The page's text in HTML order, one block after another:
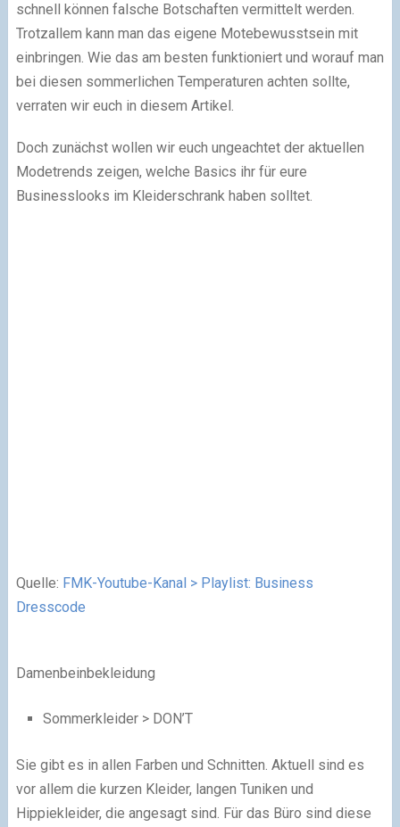
schnell können falsche Botschaften vermittelt werden.
Trotzallem kann man das eigene Motebewusstsein mit
einbringen. Wie das am besten funktioniert und worauf man
bei diesen sommerlichen Temperaturen achten sollte,
verraten wir euch in diesem Artikel.
Doch zunächst wollen wir euch ungeachtet der aktuellen
Modetrends zeigen, welche Basics ihr für eure
Businesslooks im Kleiderschrank haben solltet.
Quelle: FMK-Youtube-Kanal > Playlist: Business
Dresscode
Damenbeinbekleidung
Sommerkleider > DON’T
Sie gibt es in allen Farben und Schnitten. Aktuell sind es
vor allem die kurzen Kleider, langen Tuniken und
Hippiekleider, die angesagt sind. Für das Büro sind diese